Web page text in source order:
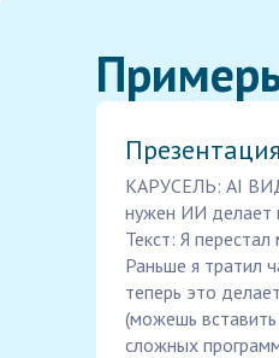
КАРУСЕЛЬ: AI
нужен ИИ делает
Текст: Я
Раньше я тратил
теперь это
(можешь
сложных